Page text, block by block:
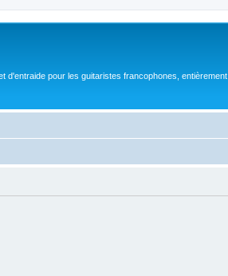
pour les guitaristes francophones, entièrement